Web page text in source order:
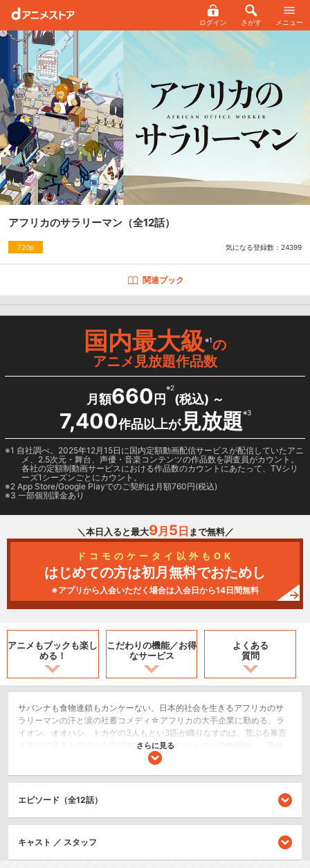
ログイン さがす メニュー
アフリカのサラリーマン （全12話）
720p 気になる登録数： 24399
関連ブック
国内最大級※1の
アニメ見放題作品数
月額660 円
※2
(税込) ～
7,400作品以上が見放題※3
1 自社調べ。2025年12月15日に国内定額動画配信サービスが配信していたアニ
メ、2.5次元・舞台、声優・音楽コンテンツの作品数を調査員がカウント。
各社の定額制動画サービスにおける作品数のカウントにあたって、TVシリ
ーズ1シーズンごとにカウント。
2 App Store/Google Playでのご契約は月額760円(税込)
3 一部個別課金あり
＼本日入ると最大9月 5 日 まで無料／
ドコモのケータイ以外もOK
はじめての方は初月無料でおためし
※アプリから入会いただく場合は入会日から14日間無料
アニメもブックも楽し
める！
こだわりの機能／お得
なサービス
よくある
質問
サバンナも食物連鎖もカンケーない。日本的社会を生きるアフリカのサ
ラリーマンの汗と涙の社蓄コメディ☆アフリカの大手企業に勤める、ラ
イオン、オオハシ、トカゲの3人もとい3匹が織りなすのは、荒ぶる暴言
＆奇行で日本人的社会を突破する日々。プロジェクトの無理強い、容赦
ない減給・・・。人間以上に世知辛いサラリーマン生活を、アニマルた
物連鎖も完全に忘れ去った、アニマル会社員コメディ！！
コメディ/ギャグ
SF/ファンタジー
さらに見る
エピソード（全12話）
キャスト ／ スタッフ